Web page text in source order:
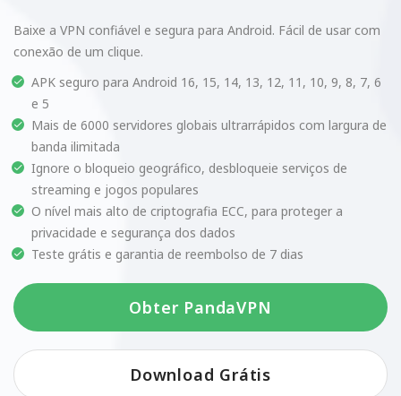
Baixe a VPN confiável e segura para Android. Fácil de usar com
conexão de um clique.
APK seguro para Android 16, 15, 14, 13, 12, 11, 10, 9, 8, 7, 6
e 5
Mais de 6000 servidores globais ultrarrápidos com largura de
banda ilimitada
Ignore o bloqueio geográfico, desbloqueie serviços de
streaming e jogos populares
O nível mais alto de criptografia ECC, para proteger a
privacidade e segurança dos dados
Teste grátis e garantia de reembolso de 7 dias
Obter PandaVPN
Download Grátis